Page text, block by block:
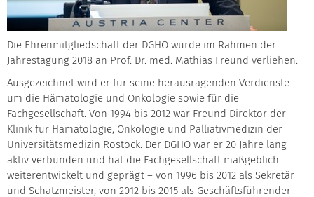
Die Ehrenmitgliedschaft der DGHO wurde im Rahmen der
Jahrestagung 2018 an Prof. Dr. med. Mathias Freund verliehen.
Ausgezeichnet wird er für seine herausragenden Verdienste
um die Hämatologie und Onkologie sowie für die
Fachgesellschaft. Von 1994 bis 2012 war Freund Direktor der
Klinik für Hämatologie, Onkologie und Palliativmedizin der
Universitätsmedizin Rostock. Der DGHO war er 20 Jahre lang
aktiv verbunden und hat die Fachgesellschaft maßgeblich
weiterentwickelt und geprägt – von 1996 bis 2012 als Sekretär
und Schatzmeister, von 2012 bis 2015 als Geschäftsführender